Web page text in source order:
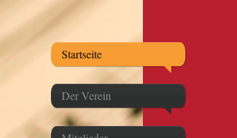
Startseite
Der Verein